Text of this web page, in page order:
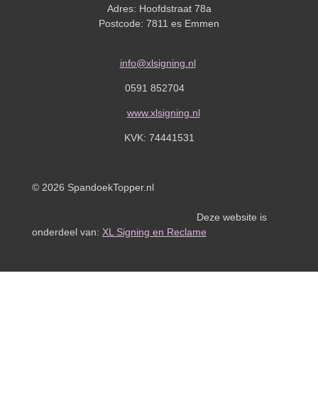
Adres: Hoofdstraat 78a
Postcode: 7811 es Emmen
info@xlsigning.nl
0591 852704
www.xlsigning.nl
KVK: 74441531
© 2026 SpandoekTopper.nl
Deze website is
onderdeel van: XL Signing en Reclame